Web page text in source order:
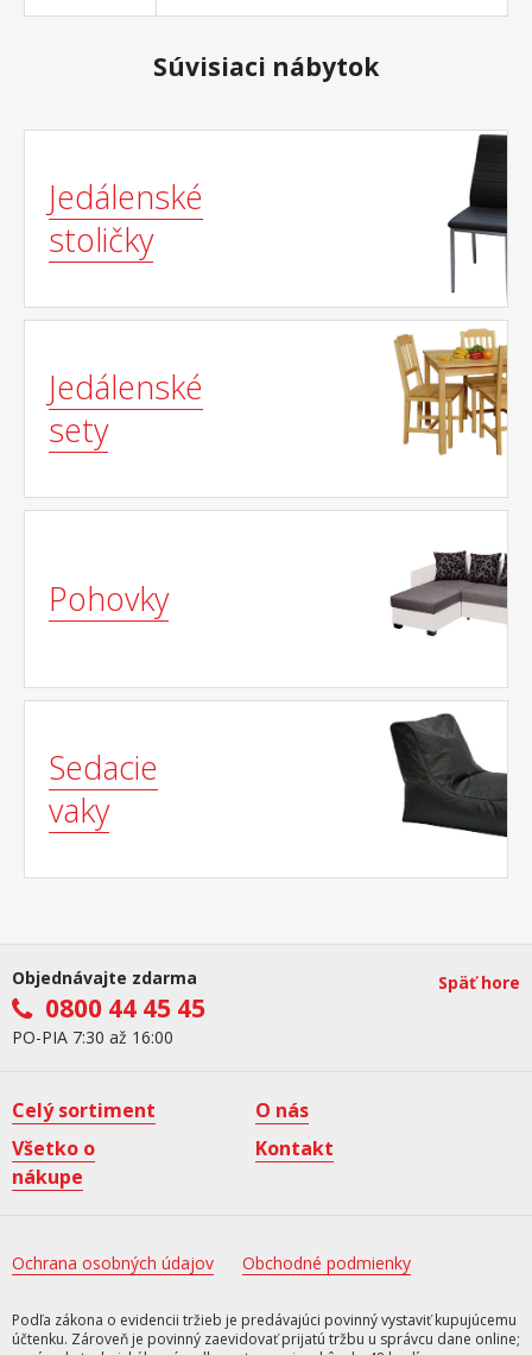
Súvisiaci nábytok
Jedálenské
stoličky
Jedálenské
sety
Pohovky
Sedacie
vaky
Objednávajte zdarma
0800 44 45 45
PO-PIA 7:30 až 16:00
Späť hore
Celý sortiment
O nás
Všetko o
nákupe
Kontakt
Ochrana osobných údajov Obchodné podmienky
Podľa zákona o evidencii tržieb je predávajúci povinný vystaviť kupujúcemu
účtenku. Zároveň je povinný zaevidovať prijatú tržbu u správcu dane online;